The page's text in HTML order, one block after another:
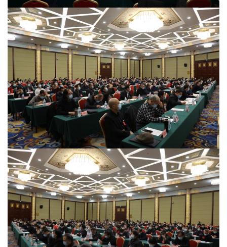
讯
书
法
稿
学
术
研
究
法
书
欣
赏
砚
边